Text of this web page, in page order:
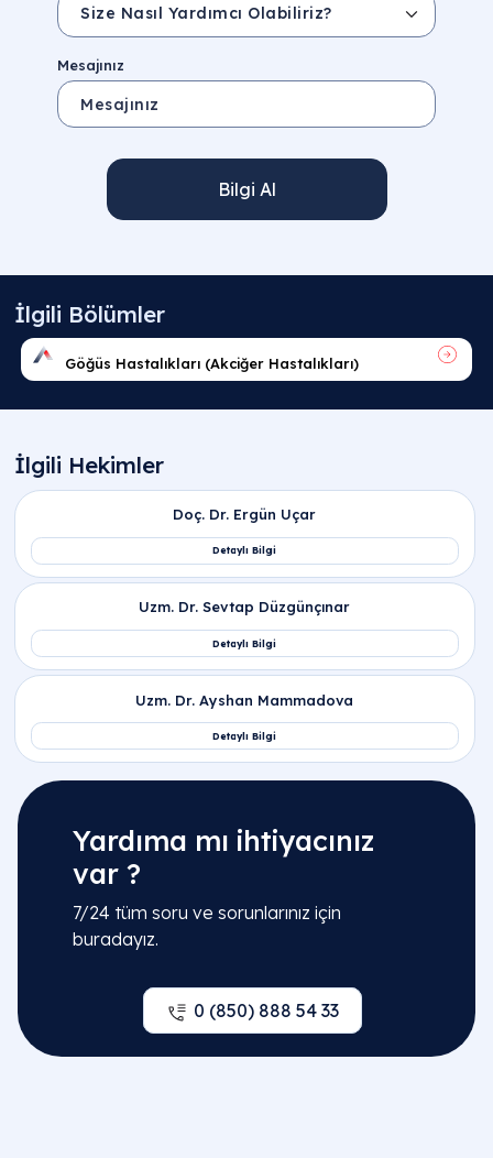
Mesajınız
Bilgi Al
Yardıma mı ihtiyacınız
var ?
7/24 tüm soru ve sorunlarınız için
buradayız.
0 (850) 888 54 33